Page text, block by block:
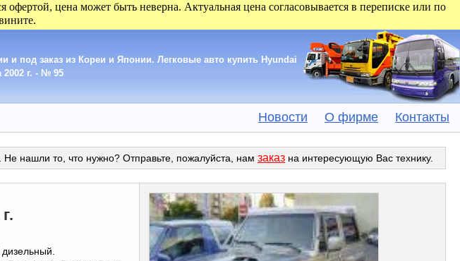
цена может быть неверна. Актуальная цена согласовывается в переписке или по
и под заказ из Кореи и Японии. Легковые авто купить Hyundai
2002 г. - № 95
Новости О фирме Контакты
нашли то, что нужно? Отправьте, пожалуйста, нам заказ на интересующую Вас технику.